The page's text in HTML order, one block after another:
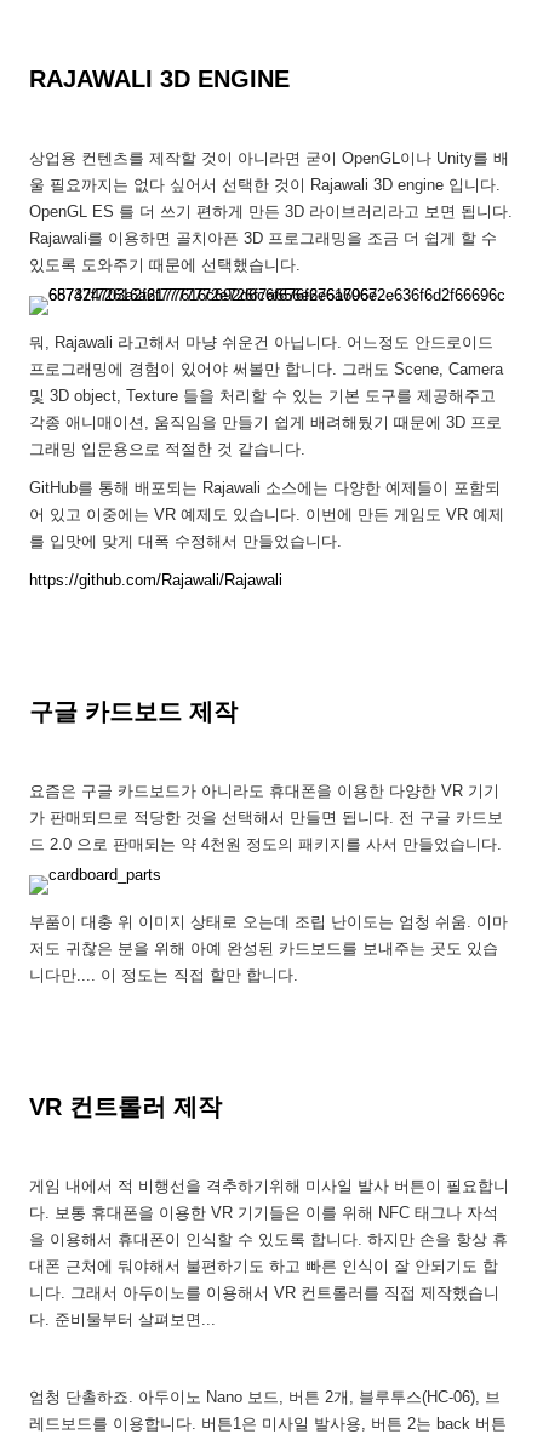
RAJAWALI 3D ENGINE
상업용 컨텐츠를 제작할 것이 아니라면 굳이 OpenGL이나 Unity를 배
울 필요까지는 없다 싶어서 선택한 것이 Rajawali 3D engine 입니다.
OpenGL ES 를 더 쓰기 편하게 만든 3D 라이브러리라고 보면 됩니다.
Rajawali를 이용하면 골치아픈 3D 프로그래밍을 조금 더 쉽게 할 수
있도록 도와주기 때문에 선택했습니다.
뭐, Rajawali 라고해서 마냥 쉬운건 아닙니다. 어느정도 안드로이드
프로그래밍에 경험이 있어야 써볼만 합니다. 그래도 Scene, Camera
및 3D object, Texture 들을 처리할 수 있는 기본 도구를 제공해주고
각종 애니매이션, 움직임을 만들기 쉽게 배려해뒀기 때문에 3D 프로
그래밍 입문용으로 적절한 것 같습니다.
GitHub를 통해 배포되는 Rajawali 소스에는 다양한 예제들이 포함되
어 있고 이중에는 VR 예제도 있습니다. 이번에 만든 게임도 VR 예제
를 입맛에 맞게 대폭 수정해서 만들었습니다.
https://github.com/Rajawali/Rajawali
구글 카드보드 제작
요즘은 구글 카드보드가 아니라도 휴대폰을 이용한 다양한 VR 기기
가 판매되므로 적당한 것을 선택해서 만들면 됩니다. 전 구글 카드보
드 2.0 으로 판매되는 약 4천원 정도의 패키지를 사서 만들었습니다.
부품이 대충 위 이미지 상태로 오는데 조립 난이도는 엄청 쉬움. 이마
저도 귀찮은 분을 위해 아예 완성된 카드보드를 보내주는 곳도 있습
니다만.... 이 정도는 직접 할만 합니다.
VR 컨트롤러 제작
게임 내에서 적 비행선을 격추하기위해 미사일 발사 버튼이 필요합니
다. 보통 휴대폰을 이용한 VR 기기들은 이를 위해 NFC 태그나 자석
을 이용해서 휴대폰이 인식할 수 있도록 합니다. 하지만 손을 항상 휴
대폰 근처에 둬야해서 불편하기도 하고 빠른 인식이 잘 안되기도 합
니다. 그래서 아두이노를 이용해서 VR 컨트롤러를 직접 제작했습니
다. 준비물부터 살펴보면...
엄청 단촐하죠. 아두이노 Nano 보드, 버튼 2개, 블루투스(HC-06), 브
레드보드를 이용합니다. 버튼1은 미사일 발사용, 버튼 2는 back 버튼